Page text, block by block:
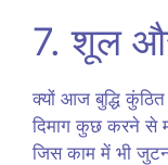
7. शूल
क्यों आज बुद्धि कुंठित
दिमाग कुछ करने से
जिस काम में भी